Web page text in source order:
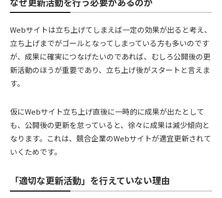
Webサイトは立ち上げてしまえば一定の効果が出ると考え、
立ち上げまでがゴールとなってしまっている方も多いのです
が、成果に確実につなげたいのであれば、むしろ公開後の更
新活動のほうが重要であり、立ち上げ後がスタートと言えま
す。
仮にWebサイト立ち上げ直後に一時的に成果が出たとして
も、公開後の更新を怠っていると、徐々に成果は減少傾向と
なります。これは、競合企業のWebサイトが適宜更新されて
いくためです。
「適切な更新活動」を行えていない理由